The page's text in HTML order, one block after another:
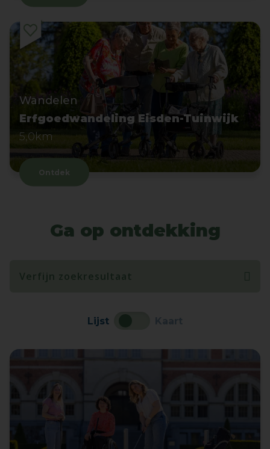
Wandelen
Erfgoedwandeling Eisden-Tuinwijk
5,0km
Ontdek
Ga op ontdekking
Verfijn zoekresultaat
Lijst